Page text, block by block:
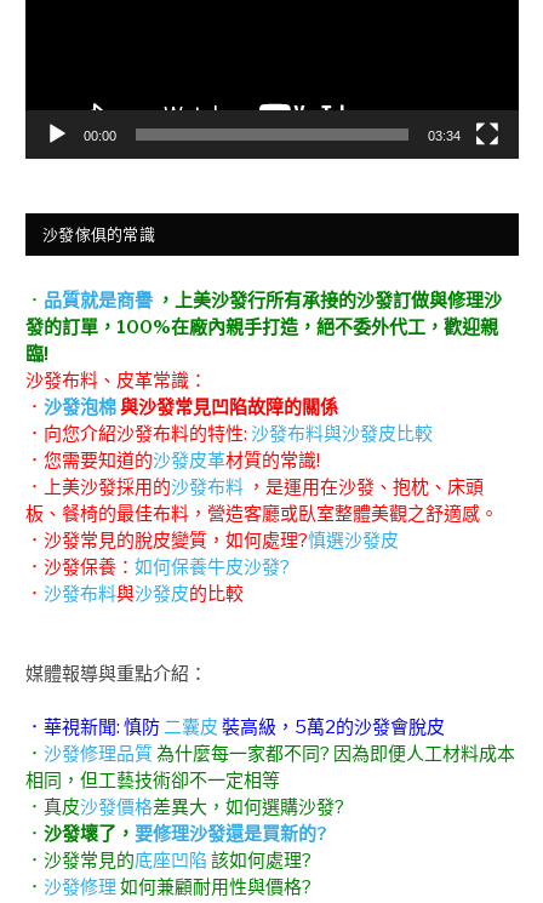
00:00 03:34
沙發傢俱的常識
． 品質就是商譽，上美沙發行所有承接的沙發訂做與修理沙
發的訂單，100%在廠內親手打造，絕不委外代工，歡迎親
臨!
沙發布料、皮革常識：
． 沙發泡棉與沙發常見凹陷故障的關係
．向您介紹沙發布料的特性: 沙發布料與沙發皮比較
．您需要知道的沙發皮革材質的常識!
．上美沙發採用的沙發布料 ，是運用在沙發、抱枕、床頭
板、餐椅的最佳布料，營造客廳或臥室整體美觀之舒適感。
．沙發常見的脫皮變質，如何處理?慎選沙發皮
．沙發保養： 如何保養牛皮沙發?
． 沙發布料與沙發皮的比較
媒體報導與重點介紹：
．華視新聞: 慎防二囊皮 裝高級，5萬2的沙發會脫皮
． 沙發修理品質為什麼每一家都不同? 因為即便人工材料成本
相同，但工藝技術卻不一定相等
．真皮沙發價格差異大，如何選購沙發?
． 沙發壞了， 要修理沙發還是買新的?
．沙發常見的底座凹陷 該如何處理?
． 沙發修理 如何兼顧耐用性與價格?